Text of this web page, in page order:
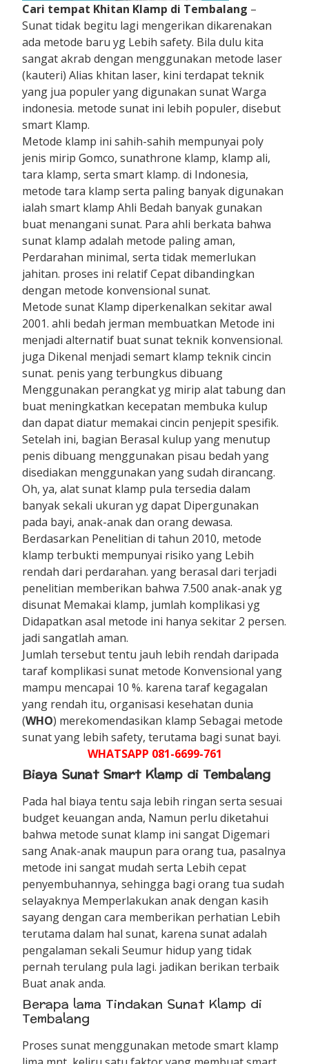
Cari tempat Khitan Klamp di Tembalang –
Sunat tidak begitu lagi mengerikan dikarenakan
ada metode baru yg Lebih safety. Bila dulu kita
sangat akrab dengan menggunakan metode laser
(kauteri) Alias khitan laser, kini terdapat teknik
yang jua populer yang digunakan sunat Warga
indonesia. metode sunat ini lebih populer, disebut
smart Klamp.
Metode klamp ini sahih-sahih mempunyai poly
jenis mirip Gomco, sunathrone klamp, klamp ali,
tara klamp, serta smart klamp. di Indonesia,
metode tara klamp serta paling banyak digunakan
ialah smart klamp Ahli Bedah banyak gunakan
buat menangani sunat. Para ahli berkata bahwa
sunat klamp adalah metode paling aman,
Perdarahan minimal, serta tidak memerlukan
jahitan. proses ini relatif Cepat dibandingkan
dengan metode konvensional sunat.
Metode sunat Klamp diperkenalkan sekitar awal
2001. ahli bedah jerman membuatkan Metode ini
menjadi alternatif buat sunat teknik konvensional.
juga Dikenal menjadi semart klamp teknik cincin
sunat. penis yang terbungkus dibuang
Menggunakan perangkat yg mirip alat tabung dan
buat meningkatkan kecepatan membuka kulup
dan dapat diatur memakai cincin penjepit spesifik.
Setelah ini, bagian Berasal kulup yang menutup
penis dibuang menggunakan pisau bedah yang
disediakan menggunakan yang sudah dirancang.
Oh, ya, alat sunat klamp pula tersedia dalam
banyak sekali ukuran yg dapat Dipergunakan
pada bayi, anak-anak dan orang dewasa.
Berdasarkan Penelitian di tahun 2010, metode
klamp terbukti mempunyai risiko yang Lebih
rendah dari perdarahan. yang berasal dari terjadi
penelitian memberikan bahwa 7.500 anak-anak yg
disunat Memakai klamp, jumlah komplikasi yg
Didapatkan asal metode ini hanya sekitar 2 persen.
jadi sangatlah aman.
Jumlah tersebut tentu jauh lebih rendah daripada
taraf komplikasi sunat metode Konvensional yang
mampu mencapai 10 %. karena taraf kegagalan
yang rendah itu, organisasi kesehatan dunia
(WHO) merekomendasikan klamp Sebagai metode
sunat yang lebih safety, terutama bagi sunat bayi.
WHATSAPP 081-6699-761
Biaya Sunat Smart Klamp di Tembalang
Pada hal biaya tentu saja lebih ringan serta sesuai
budget keuangan anda, Namun perlu diketahui
bahwa metode sunat klamp ini sangat Digemari
sang Anak-anak maupun para orang tua, pasalnya
metode ini sangat mudah serta Lebih cepat
penyembuhannya, sehingga bagi orang tua sudah
selayaknya Memperlakukan anak dengan kasih
sayang dengan cara memberikan perhatian Lebih
terutama dalam hal sunat, karena sunat adalah
pengalaman sekali Seumur hidup yang tidak
pernah terulang pula lagi. jadikan berikan terbaik
Buat anak anda.
Berapa lama Tindakan Sunat Klamp di
Tembalang
Proses sunat menggunakan metode smart klamp